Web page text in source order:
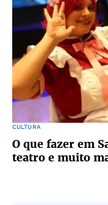
CULTURA
O que fazer em
teatro e muito